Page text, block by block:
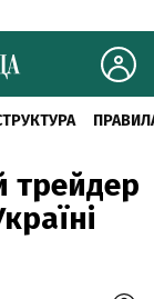
трейдер